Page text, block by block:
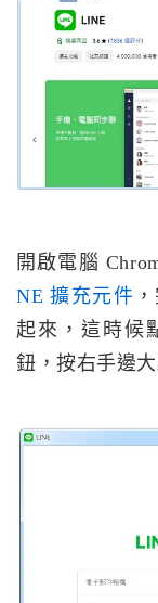
開啟電腦
NE 擴充元件
起來，這時候
鈕，按右手邊